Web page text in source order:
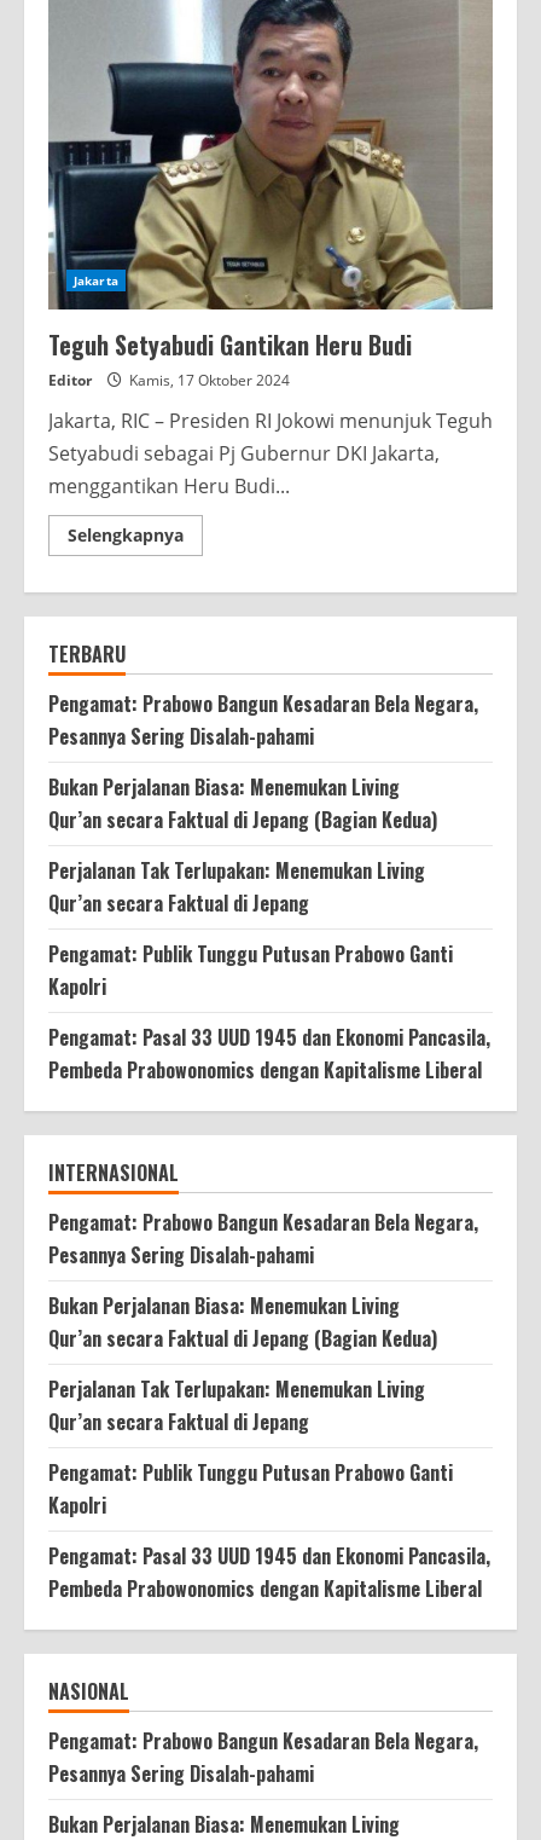
Jakarta
Teguh Setyabudi Gantikan Heru Budi
Editor Kamis, 17 Oktober 2024
Jakarta, RIC – Presiden RI Jokowi menunjuk Teguh
Setyabudi sebagai Pj Gubernur DKI Jakarta,
menggantikan Heru Budi...
SelengkapnyaRead
more
Gantikan
TERBARU
Pengamat: Prabowo Bangun Kesadaran Bela Negara,
Pesannya Sering Disalah-pahami
Bukan Perjalanan Biasa: Menemukan Living
Qur’an secara Faktual di Jepang (Bagian Kedua)
Perjalanan Tak Terlupakan: Menemukan Living
Qur’an secara Faktual di Jepang
Pengamat: Publik Tunggu Putusan Prabowo Ganti
Kapolri
Pengamat: Pasal 33 UUD 1945 dan Ekonomi Pancasila,
Pembeda Prabowonomics dengan Kapitalisme Liberal
INTERNASIONAL
Pengamat: Prabowo Bangun Kesadaran Bela Negara,
Pesannya Sering Disalah-pahami
Bukan Perjalanan Biasa: Menemukan Living
Qur’an secara Faktual di Jepang (Bagian Kedua)
Perjalanan Tak Terlupakan: Menemukan Living
Qur’an secara Faktual di Jepang
Pengamat: Publik Tunggu Putusan Prabowo Ganti
Kapolri
Pengamat: Pasal 33 UUD 1945 dan Ekonomi Pancasila,
Pembeda Prabowonomics dengan Kapitalisme Liberal
NASIONAL
Pengamat: Prabowo Bangun Kesadaran Bela Negara,
Pesannya Sering Disalah-pahami
Bukan Perjalanan Biasa: Menemukan Living